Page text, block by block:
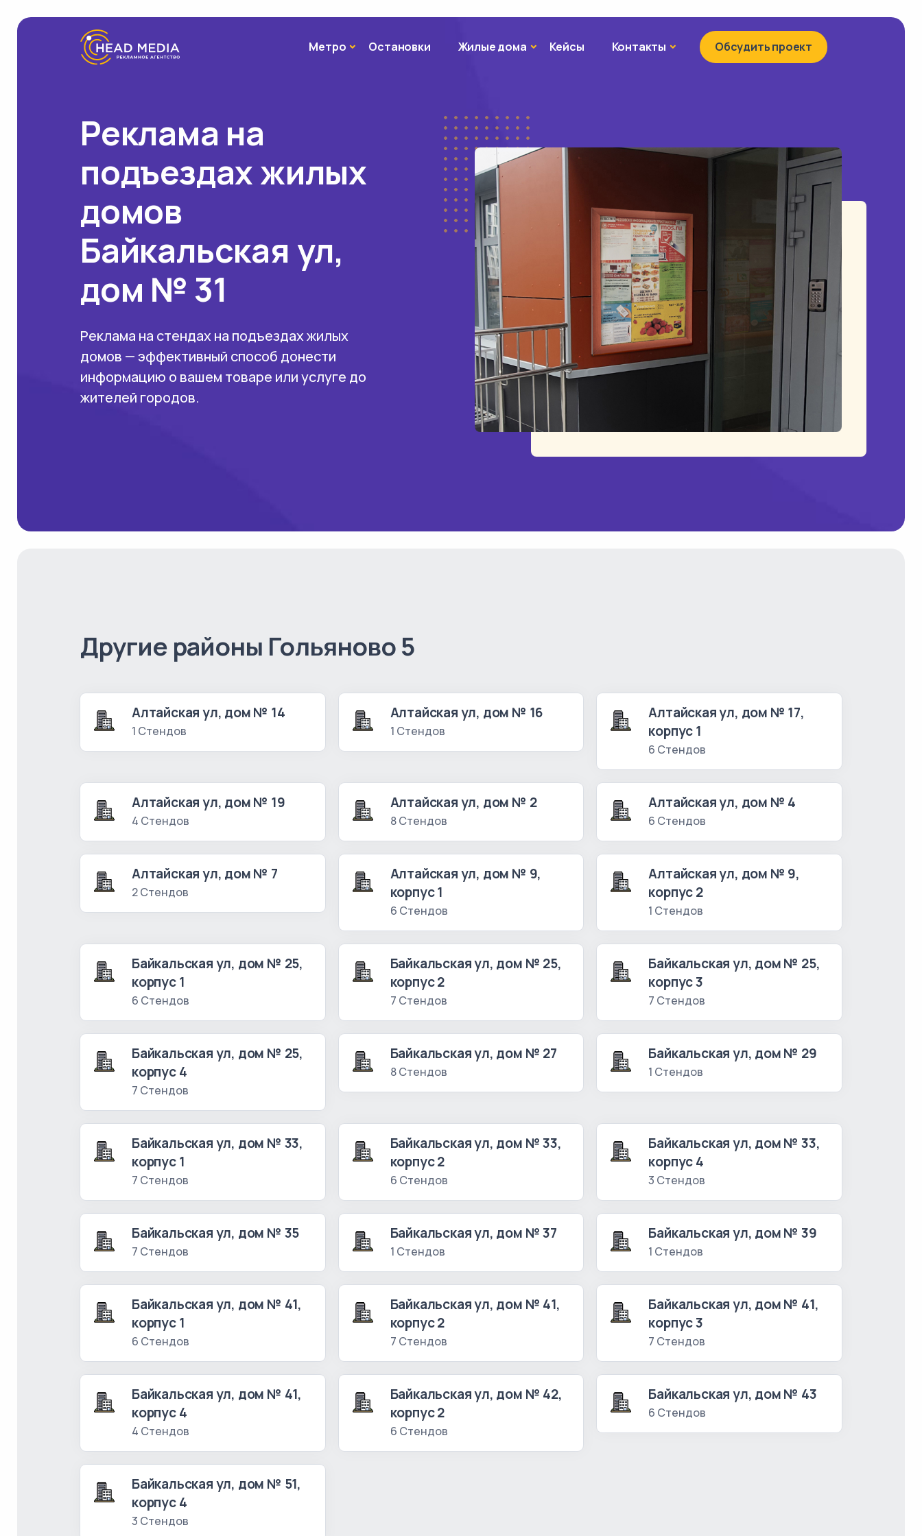
МетроМетроОстановки Жилые домаЖилые дома
Кейсы Контакты КонтактыОбсудить проект
Реклама на
подъездах жилых
домов
Байкальская ул,
дом № 31
Реклама на стендах на подъездах жилых
домов — эффективный способ донести
информацию о вашем товаре или услуге до
жителей городов.
Другие районы Гольяново 5
Алтайская ул, дом № 14
1 Стендов
Алтайская ул, дом № 16
1 Стендов
Алтайская ул, дом № 17,
корпус 1
6 Стендов
Алтайская ул, дом № 19
4 Стендов
Алтайская ул, дом № 2
8 Стендов
Алтайская ул, дом № 4
6 Стендов
Алтайская ул, дом № 7
2 Стендов
Алтайская ул, дом № 9,
корпус 1
6 Стендов
Алтайская ул, дом № 9,
корпус 2
1 Стендов
Байкальская ул, дом № 25,
корпус 1
6 Стендов
Байкальская ул, дом № 25,
корпус 2
7 Стендов
Байкальская ул, дом № 25,
корпус 3
7 Стендов
Байкальская ул, дом № 25,
корпус 4
7 Стендов
Байкальская ул, дом № 27
8 Стендов
Байкальская ул, дом № 29
1 Стендов
Байкальская ул, дом № 33,
корпус 1
7 Стендов
Байкальская ул, дом № 33,
корпус 2
6 Стендов
Байкальская ул, дом № 33,
корпус 4
3 Стендов
Байкальская ул, дом № 35
7 Стендов
Байкальская ул, дом № 37
1 Стендов
Байкальская ул, дом № 39
1 Стендов
Байкальская ул, дом № 41,
корпус 1
6 Стендов
Байкальская ул, дом № 41,
корпус 2
7 Стендов
Байкальская ул, дом № 41,
корпус 3
7 Стендов
Байкальская ул, дом № 41,
корпус 4
4 Стендов
Байкальская ул, дом № 42,
корпус 2
6 Стендов
Байкальская ул, дом № 43
6 Стендов
Байкальская ул, дом № 51,
корпус 4
3 Стендов